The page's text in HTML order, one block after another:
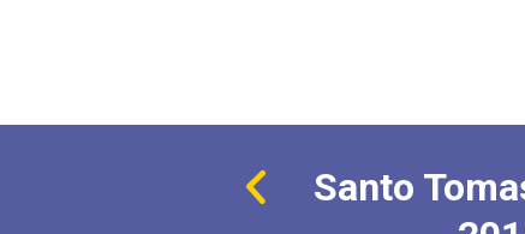
Santo